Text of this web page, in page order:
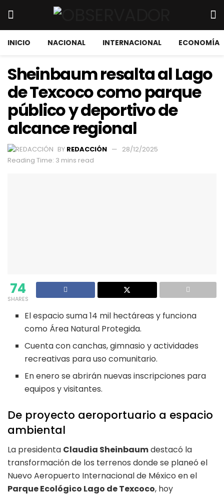
INICIO NACIONAL INTERNACIONAL ECONOMÍA
Sheinbaum resalta al Lago
de Texcoco como parque
público y deportivo de
alcance regional
BY REDACCIÓN
28/12/2025
Reading Time: 3 mins read
74
SHARES
El espacio suma 14 mil hectáreas y funciona
como Área Natural Protegida.
Cuenta con canchas, gimnasio y actividades
recreativas para uso comunitario.
En enero se abrirán nuevas inscripciones para
equipos y visitantes.
De proyecto aeroportuario a espacio
ambiental
La presidenta Claudia Sheinbaumdestacó la
transformación de los terrenos donde se planeó el
Nuevo Aeropuerto Internacional de México en el
Parque Ecológico Lago de Texcoco, hoy